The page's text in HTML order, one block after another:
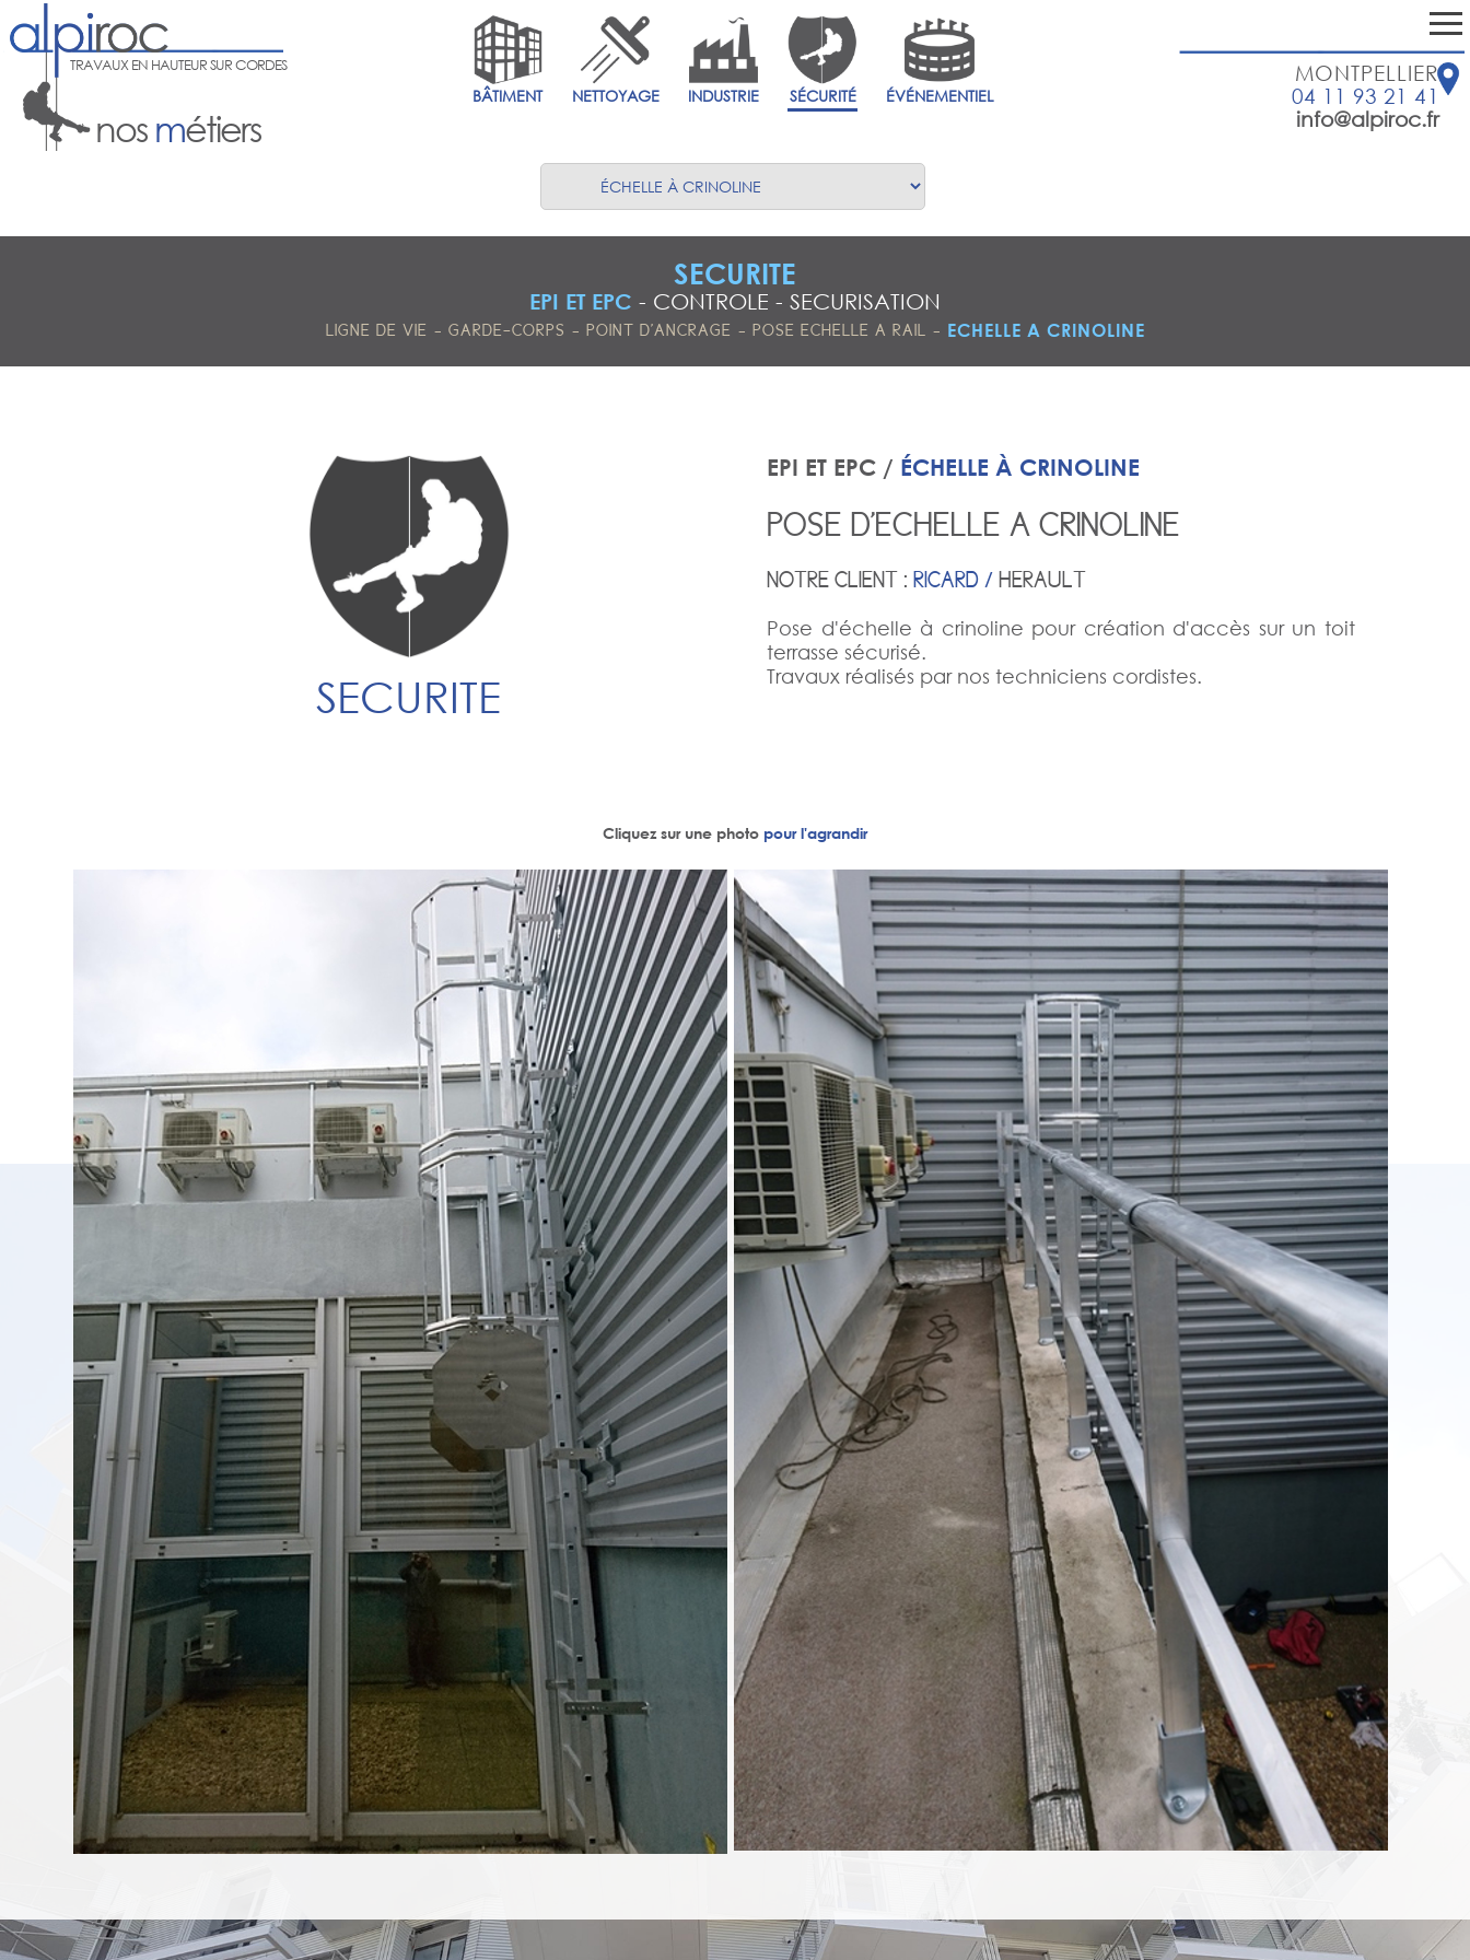
TRAVAUX EN HAUTEUR SUR CORDES
nos métiers
BÂTIMENT NETTOYAGE INDUSTRIE SÉCURITÉ ÉVÉNEMENTIEL
MONTPELLIER
04 11 93 21 41
info@alpiroc.fr
SECURITE
EPI ET EPC - CONTROLE - SECURISATION
LIGNE DE VIE - GARDE-CORPS - POINT D'ANCRAGE - POSE ECHELLE A RAIL - ECHELLE A CRINOLINE
SECURITE
EPI ET EPC / ÉCHELLE À CRINOLINE
POSE D'ECHELLE A CRINOLINE
NOTRE CLIENT : RICARD / HERAULT
Pose d'échelle à crinoline pour création d'accès sur un toit
terrasse sécurisé.
Travaux réalisés par nos techniciens cordistes.
Cliquez sur une photo pour l'agrandir